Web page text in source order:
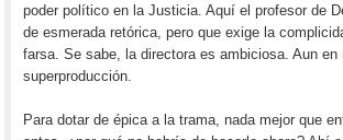
poder político en la Justicia. Aquí el profesor de
de esmerada retórica, pero que exige la
farsa. Se sabe, la directora es ambiciosa. Aun
superproducción.
Para dotar de épica a la trama, nada mejor que